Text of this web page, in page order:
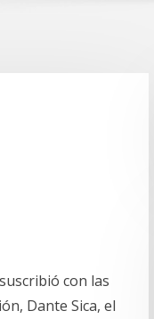
con las
Dante Sica, el